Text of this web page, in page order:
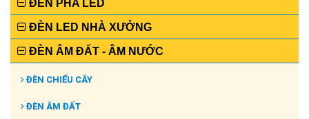
ĐÈN PHA LED
ĐÈN LED NHÀ XƯỞNG
ĐÈN ÂM ĐẤT - ÂM NƯỚC
ĐÈN CHIẾU CÂY
ĐÈN ÂM ĐẤT